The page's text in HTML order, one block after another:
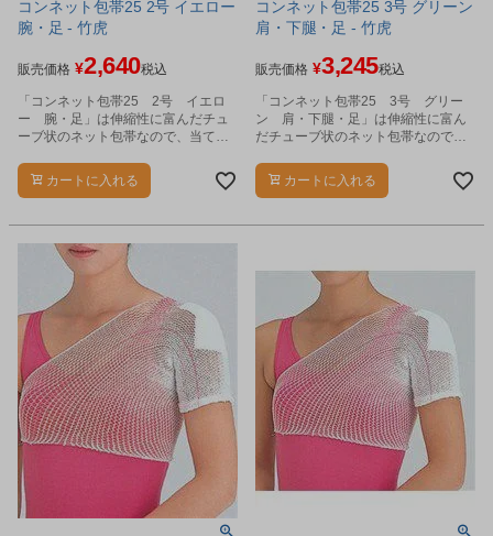
コンネット包帯25 2号 イエロー
腕・足 - 竹虎
販売価格 ¥2,640税込
「コンネット包帯25 2号 イエロ
ー 腕・足」は伸縮性に富んだチュ
ーブ状のネット包帯なので、当てガ
カートに入れる
コンネット包帯25 3号 グリーン
肩・下腿・足 - 竹虎
販売価格 ¥3,245税込
「コンネット包帯25 3号 グリー
ン 肩・下腿・足」は伸縮性に富ん
だチューブ状のネット包帯なので、
す。
カートに入れる